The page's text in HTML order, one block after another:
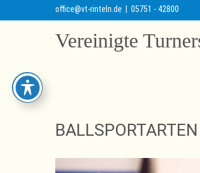
office@vt-rinteln.de | 05751 - 42800
Vereinigte
BALLSPORTARTEN